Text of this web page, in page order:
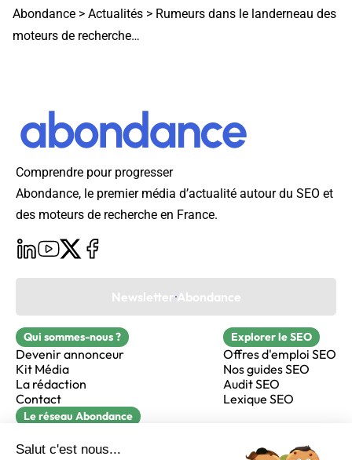
Abondance > Actualités > Rumeurs dans le landerneau des
moteurs de recherche…
Comprendre pour progresser
Abondance, le premier média d’actualité autour du SEO et
des moteurs de recherche en France.
Newsletter Abondance
Qui sommes-nous ?
Devenir annonceur
Kit Média
La rédaction
Contact
Explorer le SEO
Offres d'emploi SEO
Nos guides SEO
Audit SEO
Lexique SEO
Le réseau Abondance
Réacteur